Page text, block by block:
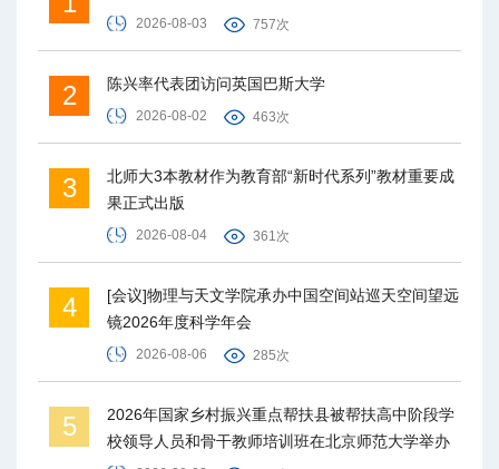
2026-08-03 757次
2 陈兴率代表团访问英国巴斯大学
2026-08-02 463次
3
北师大3本教材作为教育部“新时代系列”教材重要成
果正式出版
2026-08-04 361次
4
[会议]物理与天文学院承办中国空间站巡天空间望远
镜2026年度科学年会
2026-08-06 285次
5
2026年国家乡村振兴重点帮扶县被帮扶高中阶段学
校领导人员和骨干教师培训班在北京师范大学举办